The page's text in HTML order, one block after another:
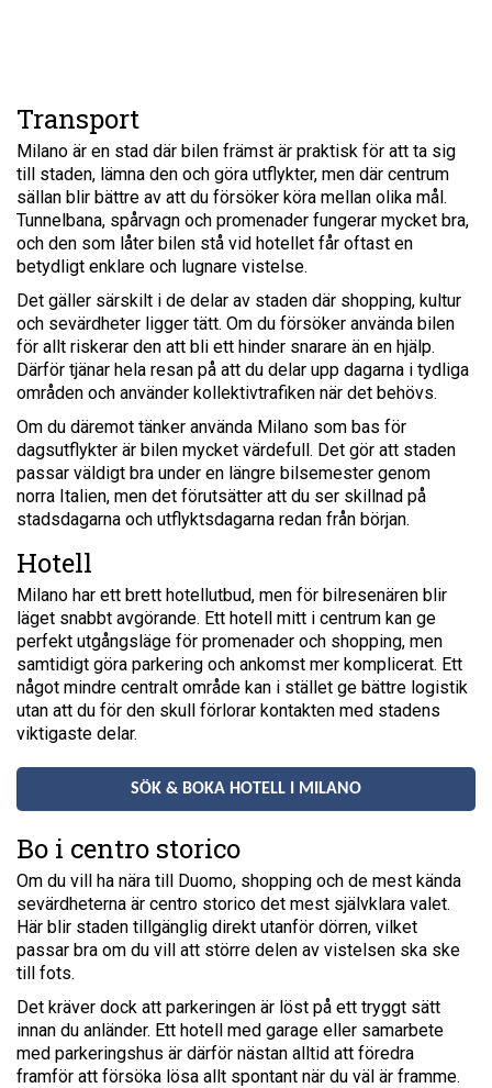
Transport
Milano är en stad där bilen främst är praktisk för att ta sig
till staden, lämna den och göra utflykter, men där centrum
sällan blir bättre av att du försöker köra mellan olika mål.
Tunnelbana, spårvagn och promenader fungerar mycket bra,
och den som låter bilen stå vid hotellet får oftast en
betydligt enklare och lugnare vistelse.
Det gäller särskilt i de delar av staden där shopping, kultur
och sevärdheter ligger tätt. Om du försöker använda bilen
för allt riskerar den att bli ett hinder snarare än en hjälp.
Därför tjänar hela resan på att du delar upp dagarna i tydliga
områden och använder kollektivtrafiken när det behövs.
Om du däremot tänker använda Milano som bas för
dagsutflykter är bilen mycket värdefull. Det gör att staden
passar väldigt bra under en längre bilsemester genom
norra Italien, men det förutsätter att du ser skillnad på
stadsdagarna och utflyktsdagarna redan från början.
Hotell
Milano har ett brett hotellutbud, men för bilresenären blir
läget snabbt avgörande. Ett hotell mitt i centrum kan ge
perfekt utgångsläge för promenader och shopping, men
samtidigt göra parkering och ankomst mer komplicerat. Ett
något mindre centralt område kan i stället ge bättre logistik
utan att du för den skull förlorar kontakten med stadens
viktigaste delar.
SÖK & BOKA HOTELL I MILANO
Bo i centro storico
Om du vill ha nära till Duomo, shopping och de mest kända
sevärdheterna är centro storico det mest självklara valet.
Här blir staden tillgänglig direkt utanför dörren, vilket
passar bra om du vill att större delen av vistelsen ska ske
till fots.
Det kräver dock att parkeringen är löst på ett tryggt sätt
innan du anländer. Ett hotell med garage eller samarbete
med parkeringshus är därför nästan alltid att föredra
framför att försöka lösa allt spontant när du väl är framme.